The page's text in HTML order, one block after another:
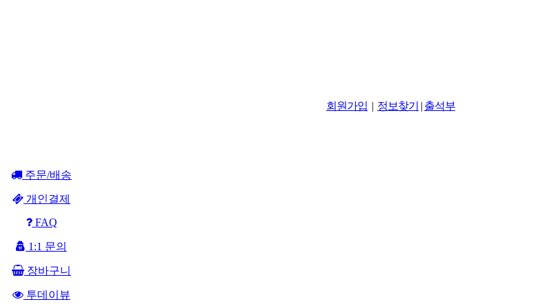
회원가입 | 정보찾기 | 출석부
주문/배송
개인결제
FAQ
1:1 문의
장바구니
투데이뷰